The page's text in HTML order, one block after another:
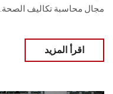
مجال محاسبة تكاليف الصحة.
اقرأ المزيد